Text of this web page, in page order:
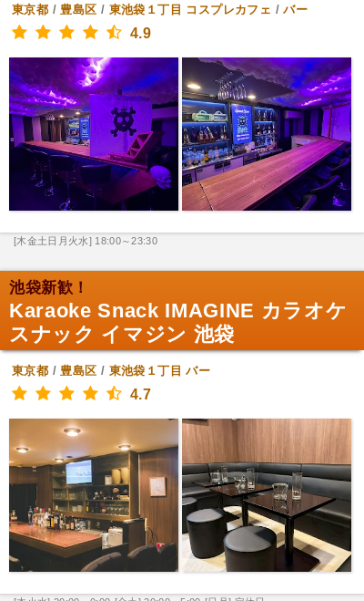
東京都 /豊島区 / 東池袋１丁目 コスプレカフェ /バー
4.9
[木金土日月火水] 18:00～23:30
池袋新歓！
Karaoke Snack IMAGINE カラオケ
スナック イマジン 池袋
東京都 /豊島区 / 東池袋１丁目 バー
4.7